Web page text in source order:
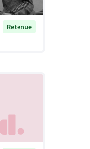
Retenue